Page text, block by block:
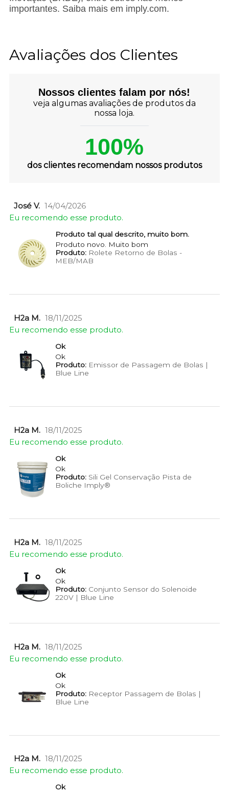
importantes. Saiba mais em imply.com.
Avaliações dos Clientes
Nossos clientes falam por nós!
veja algumas avaliações de produtos da
nossa loja.
100%
dos clientes recomendam nossos produtos
José V. 14/04/2026
Eu recomendo esse produto.
Produto tal qual descrito, muito bom.
Produto novo. Muito bom
Produto:Rolete Retorno de Bolas -
MEB/MAB
H2a M. 18/11/2025
Eu recomendo esse produto.
Ok
Ok
Produto:Emissor de Passagem de Bolas |
Blue Line
H2a M. 18/11/2025
Eu recomendo esse produto.
Ok
Ok
Produto:Sili Gel Conservação Pista de
Boliche Imply®
H2a M. 18/11/2025
Eu recomendo esse produto.
Ok
Ok
Produto:Conjunto Sensor do Solenoide
220V | Blue Line
H2a M. 18/11/2025
Eu recomendo esse produto.
Ok
Ok
Produto:Receptor Passagem de Bolas |
Blue Line
H2a M. 18/11/2025
Eu recomendo esse produto.
Ok